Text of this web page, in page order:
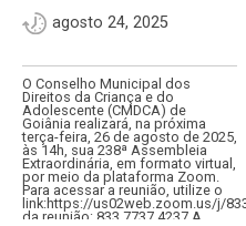
agosto 24, 2025
O Conselho Municipal dos
Direitos da Criança e do
Adolescente (CMDCA) de
Goiânia realizará, na próxima
terça-feira, 26 de agosto de 2025,
às 14h, sua 238ª Assembleia
Extraordinária, em formato virtual,
por meio da plataforma Zoom.
Para acessar a reunião, utilize o
link:https://us02web.zoom.us/j/
da reunião: 833 7737 4237 A